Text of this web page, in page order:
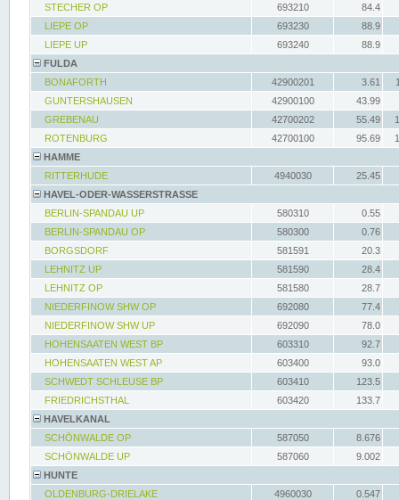
STECHER OP
693210
84.4
LIEPE OP
693230
88.9
LIEPE UP
693240
88.9
FULDA
BONAFORTH
42900201 3.61
GUNTERSHAUSEN
42900100
43.99
GREBENAU
42700202 55.49
ROTENBURG
42700100 95.69
HAMME
RITTERHUDE
4940030
25.45
HAVEL-ODER-WASSERSTRASSE
BERLIN-SPANDAU UP
580310
0.55
BERLIN-SPANDAU OP
580300
0.76
BORGSDORF
581591
20.3
LEHNITZ UP
581590
28.4
LEHNITZ OP
581580
28.7
NIEDERFINOW SHW OP
692080
77.4
NIEDERFINOW SHW UP
692090
78.0
HOHENSAATEN WEST BP
603310
92.7
HOHENSAATEN WEST AP
603400
93.0
SCHWEDT SCHLEUSE BP
603410
123.5
FRIEDRICHSTHAL
603420
133.7
HAVELKANAL
SCHÖNWALDE OP
587050
8.676
SCHÖNWALDE UP
587060
9.002
HUNTE
OLDENBURG-DRIELAKE
4960030
0.547